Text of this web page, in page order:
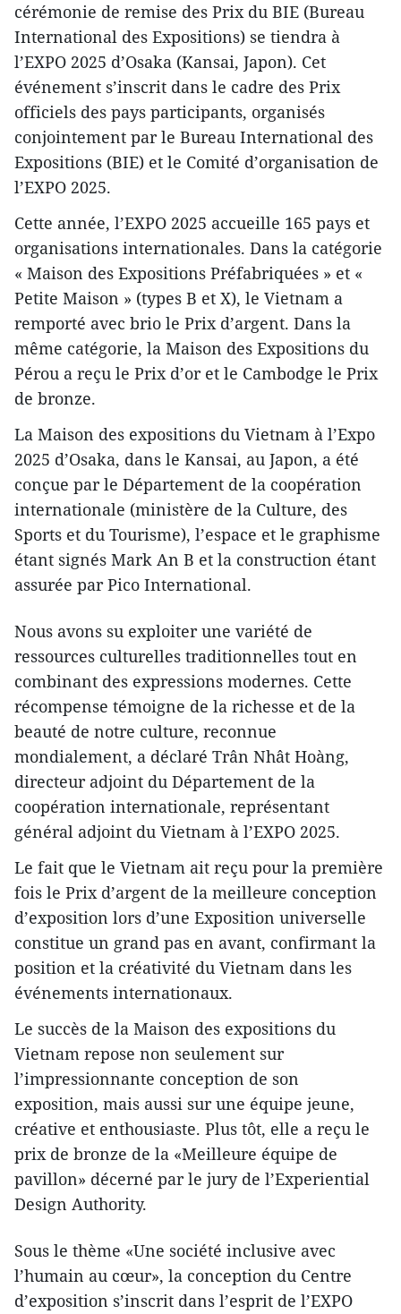
cérémonie de remise des Prix du BIE (Bureau
International des Expositions) se tiendra à
l’EXPO 2025 d’Osaka (Kansai, Japon). Cet
événement s’inscrit dans le cadre des Prix
officiels des pays participants, organisés
conjointement par le Bureau International des
Expositions (BIE) et le Comité d’organisation de
l’EXPO 2025.
Cette année, l’EXPO 2025 accueille 165 pays et
organisations internationales. Dans la catégorie
« Maison des Expositions Préfabriquées » et «
Petite Maison » (types B et X), le Vietnam a
remporté avec brio le Prix d’argent. Dans la
même catégorie, la Maison des Expositions du
Pérou a reçu le Prix d’or et le Cambodge le Prix
de bronze.
La Maison des expositions du Vietnam à l’Expo
2025 d’Osaka, dans le Kansai, au Japon, a été
conçue par le Département de la coopération
internationale (ministère de la Culture, des
Sports et du Tourisme), l’espace et le graphisme
étant signés Mark An B et la construction étant
assurée par Pico International.
Nous avons su exploiter une variété de
ressources culturelles traditionnelles tout en
combinant des expressions modernes. Cette
récompense témoigne de la richesse et de la
beauté de notre culture, reconnue
mondialement, a déclaré Trân Nhât Hoàng,
directeur adjoint du Département de la
coopération internationale, représentant
général adjoint du Vietnam à l’EXPO 2025.
Le fait que le Vietnam ait reçu pour la première
fois le Prix d’argent de la meilleure conception
d’exposition lors d’une Exposition universelle
constitue un grand pas en avant, confirmant la
position et la créativité du Vietnam dans les
événements internationaux.
Le succès de la Maison des expositions du
Vietnam repose non seulement sur
l’impressionnante conception de son
exposition, mais aussi sur une équipe jeune,
créative et enthousiaste. Plus tôt, elle a reçu le
prix de bronze de la «Meilleure équipe de
pavillon» décerné par le jury de l’Experiential
Design Authority.
Sous le thème «Une société inclusive avec
l’humain au cœur», la conception du Centre
d’exposition s’inscrit dans l’esprit de l’EXPO